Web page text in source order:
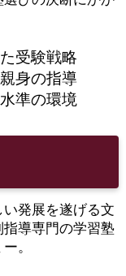
受験戦略
身の指導
準の環境
発展を遂げる文
導専門の学習塾
。